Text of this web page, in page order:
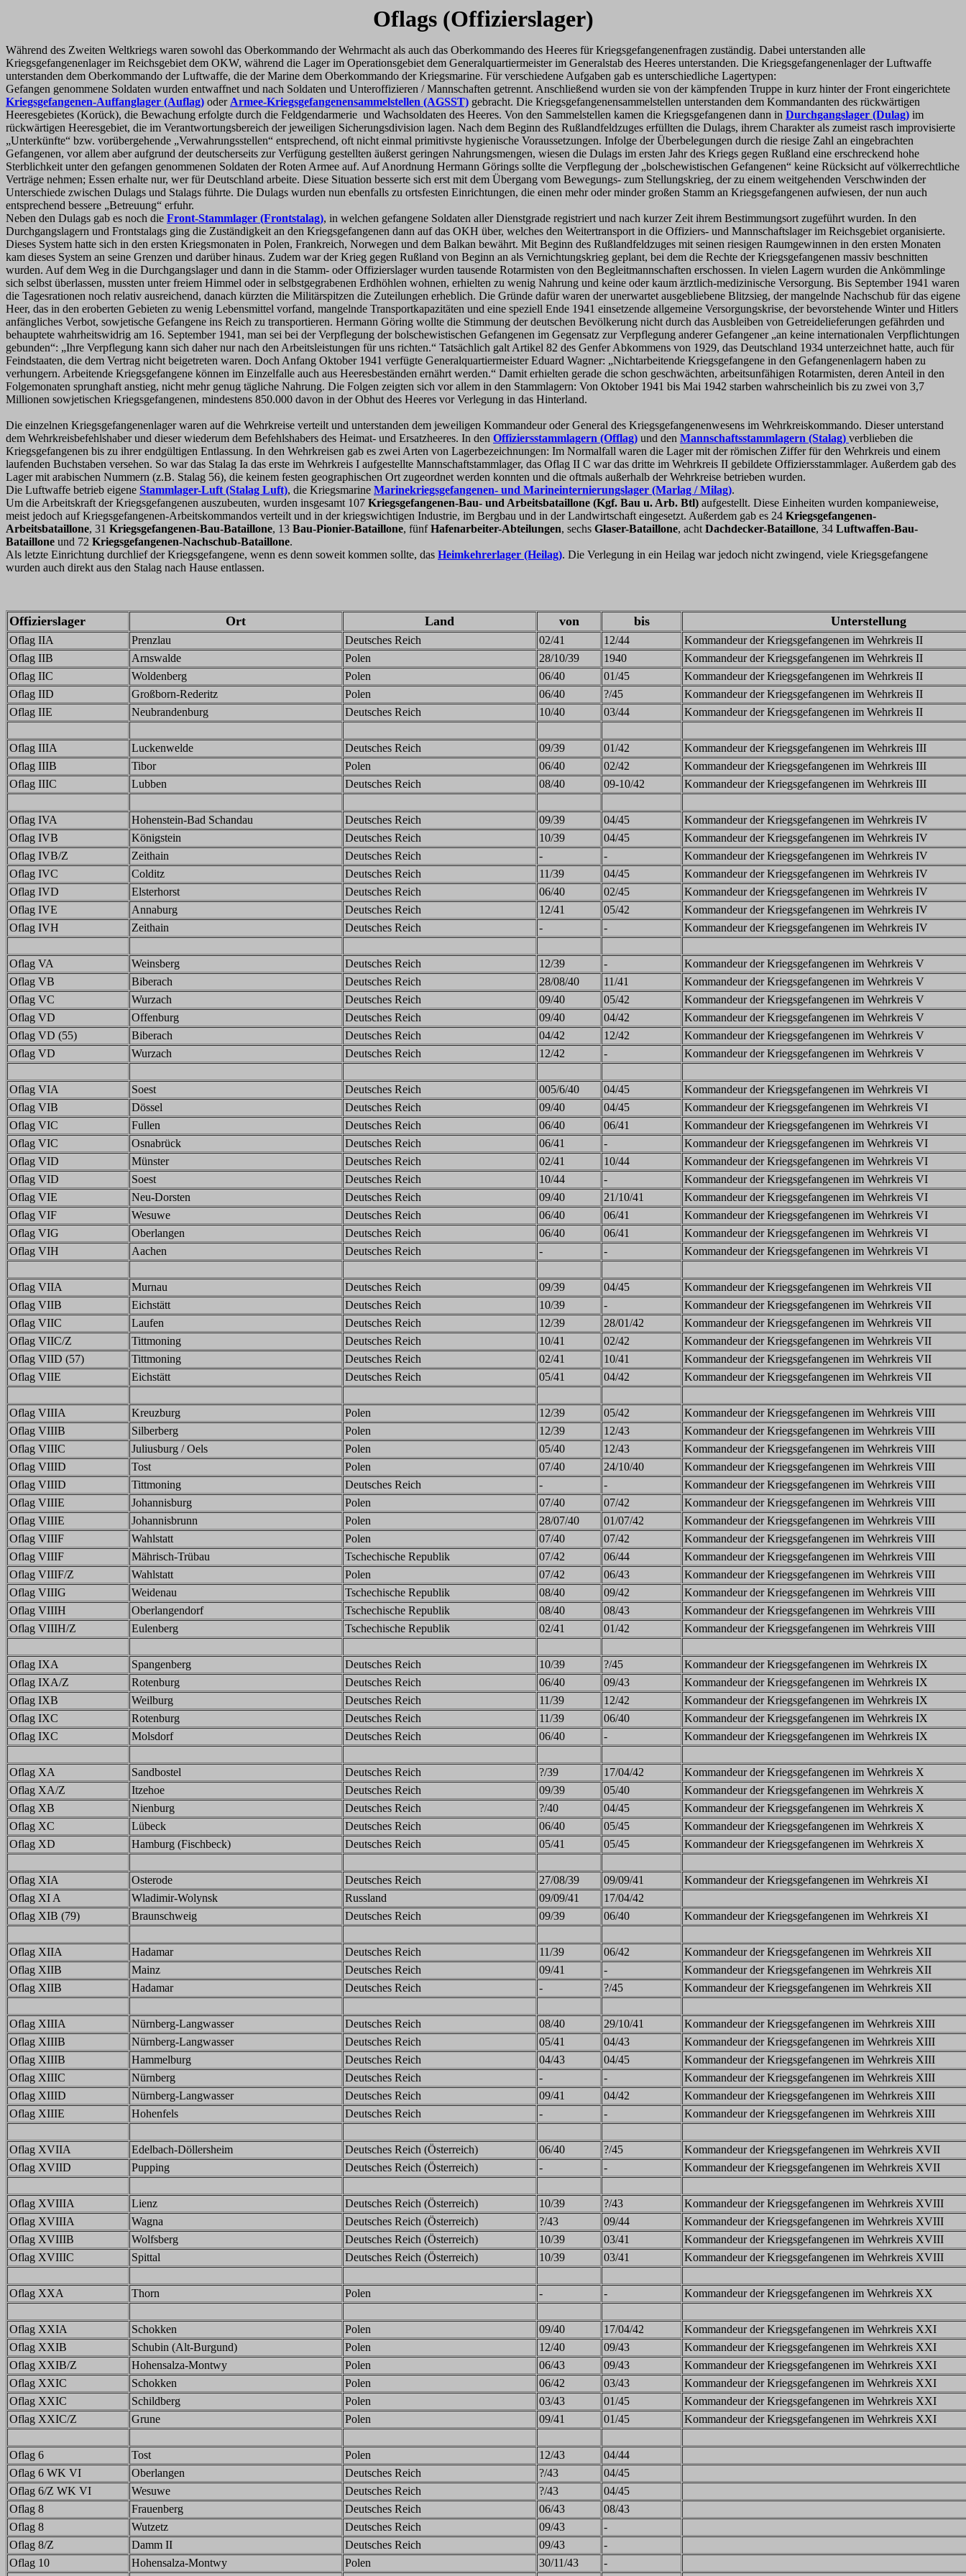
Oflags (Offizierslager)
Während des Zweiten Weltkriegs waren sowohl das Oberkommando der Wehrmacht als auch das Oberkommando des Heeres für Kriegsgefangenenfragen zuständig. Dabei unterstanden alle
Kriegsgefangenenlager im Reichsgebiet dem OKW, während die Lager im Operationsgebiet dem Generalquartiermeister im Generalstab des Heeres unterstanden. Die Kriegsgefangenenlager der Luftwaffe
unterstanden dem Oberkommando der Luftwaffe, die der Marine dem Oberkommando der Kriegsmarine. Für verschiedene Aufgaben gab es unterschiedliche Lagertypen:
Gefangen genommene Soldaten wurden entwaffnet und nach Soldaten und Unteroffizieren / Mannschaften getrennt. Anschließend wurden sie von der kämpfenden Truppe in kurz hinter der Front eingerichtete
Kriegsgefangenen-Auffanglager (Auflag) oder Armee-Kriegsgefangenensammelstellen (AGSST) gebracht. Die Kriegsgefangenensammelstellen unterstanden dem Kommandanten des rückwärtigen
Heeresgebietes (Korück), die Bewachung erfolgte durch die Feldgendarmerie und Wachsoldaten des Heeres. Von den Sammelstellen kamen die Kriegsgefangenen dann in Durchgangslager (Dulag) im
rückwärtigen Heeresgebiet, die im Verantwortungsbereich der jeweiligen Sicherungsdivision lagen. Nach dem Beginn des Rußlandfeldzuges erfüllten die Dulags, ihrem Charakter als zumeist rasch improvisierte
„Unterkünfte“ bzw. vorübergehende „Verwahrungsstellen“ entsprechend, oft nicht einmal primitivste hygienische Voraussetzungen. Infolge der Überbelegungen durch die riesige Zahl an eingebrachten
Gefangenen, vor allem aber aufgrund der deutscherseits zur Verfügung gestellten äußerst geringen Nahrungsmengen, wiesen die Dulags im ersten Jahr des Kriegs gegen Rußland eine erschreckend hohe
Sterblichkeit unter den gefangen genommenen Soldaten der Roten Armee auf. Auf Anordnung Hermann Görings sollte die Verpflegung der „bolschewistischen Gefangenen“ keine Rücksicht auf völkerrechtliche
Verträge nehmen; Essen erhalte nur, wer für Deutschland arbeite. Diese Situation besserte sich erst mit dem Übergang vom Bewegungs- zum Stellungskrieg, der zu einem weitgehenden Verschwinden der
Unterschiede zwischen Dulags und Stalags führte. Die Dulags wurden nun ebenfalls zu ortsfesten Einrichtungen, die einen mehr oder minder großen Stamm an Kriegsgefangenen aufwiesen, der nun auch
entsprechend bessere „Betreuung“ erfuhr.
Neben den Dulags gab es noch die Front-Stammlager (Frontstalag), in welchen gefangene Soldaten aller Dienstgrade registriert und nach kurzer Zeit ihrem Bestimmungsort zugeführt wurden. In den
Durchgangslagern und Frontstalags ging die Zuständigkeit an den Kriegsgefangenen dann auf das OKH über, welches den Weitertransport in die Offiziers- und Mannschaftslager im Reichsgebiet organisierte.
Dieses System hatte sich in den ersten Kriegsmonaten in Polen, Frankreich, Norwegen und dem Balkan bewährt. Mit Beginn des Rußlandfeldzuges mit seinen riesigen Raumgewinnen in den ersten Monaten
kam dieses System an seine Grenzen und darüber hinaus. Zudem war der Krieg gegen Rußland von Beginn an als Vernichtungskrieg geplant, bei dem die Rechte der Kriegsgefangenen massiv beschnitten
wurden. Auf dem Weg in die Durchgangslager und dann in die Stamm- oder Offizierslager wurden tausende Rotarmisten von den Begleitmannschaften erschossen. In vielen Lagern wurden die Ankömmlinge
sich selbst überlassen, mussten unter freiem Himmel oder in selbstgegrabenen Erdhöhlen wohnen, erhielten zu wenig Nahrung und keine oder kaum ärztlich-medizinische Versorgung. Bis September 1941 waren
die Tagesrationen noch relativ ausreichend, danach kürzten die Militärspitzen die Zuteilungen erheblich. Die Gründe dafür waren der unerwartet ausgebliebene Blitzsieg, der mangelnde Nachschub für das eigene
Heer, das in den eroberten Gebieten zu wenig Lebensmittel vorfand, mangelnde Transportkapazitäten und eine speziell Ende 1941 einsetzende allgemeine Versorgungskrise, der bevorstehende Winter und Hitlers
anfängliches Verbot, sowjetische Gefangene ins Reich zu transportieren. Hermann Göring wollte die Stimmung der deutschen Bevölkerung nicht durch das Ausbleiben von Getreidelieferungen gefährden und
behauptete wahrheitswidrig am 16. September 1941, man sei bei der Verpflegung der bolschewistischen Gefangenen im Gegensatz zur Verpflegung anderer Gefangener „an keine internationalen Verpflichtungen
gebunden“: „Ihre Verpflegung kann sich daher nur nach den Arbeitsleistungen für uns richten.“ Tatsächlich galt Artikel 82 des Genfer Abkommens von 1929, das Deutschland 1934 unterzeichnet hatte, auch für
Feindstaaten, die dem Vertrag nicht beigetreten waren. Doch Anfang Oktober 1941 verfügte Generalquartiermeister Eduard Wagner: „Nichtarbeitende Kriegsgefangene in den Gefangenenlagern haben zu
verhungern. Arbeitende Kriegsgefangene können im Einzelfalle auch aus Heeresbeständen ernährt werden.“ Damit erhielten gerade die schon geschwächten, arbeitsunfähigen Rotarmisten, deren Anteil in den
Folgemonaten sprunghaft anstieg, nicht mehr genug tägliche Nahrung. Die Folgen zeigten sich vor allem in den Stammlagern: Von Oktober 1941 bis Mai 1942 starben wahrscheinlich bis zu zwei von 3,7
Millionen sowjetischen Kriegsgefangenen, mindestens 850.000 davon in der Obhut des Heeres vor Verlegung in das Hinterland.
Die einzelnen Kriegsgefangenenlager waren auf die Wehrkreise verteilt und unterstanden dem jeweiligen Kommandeur oder General des Kriegsgefangenenwesens im Wehrkreiskommando. Dieser unterstand
dem Wehrkreisbefehlshaber und dieser wiederum dem Befehlshabers des Heimat- und Ersatzheeres. In den Offiziersstammlagern (Offlag) und den Mannschaftsstammlagern (Stalag) verblieben die
Kriegsgefangenen bis zu ihrer endgültigen Entlassung. In den Wehrkreisen gab es zwei Arten von Lagerbezeichnungen: Im Normalfall waren die Lager mit der römischen Ziffer für den Wehrkreis und einem
laufenden Buchstaben versehen. So war das Stalag Ia das erste im Wehrkreis I aufgestellte Mannschaftstammlager, das Oflag II C war das dritte im Wehrkreis II gebildete Offiziersstammlager. Außerdem gab des
Lager mit arabischen Nummern (z.B. Stalag 56), die keinem festen geographischen Ort zugeordnet werden konnten und die oftmals außerhalb der Wehrkreise betrieben wurden.
Die Luftwaffe betrieb eigene Stammlager-Luft (Stalag Luft), die Kriegsmarine Marinekriegsgefangenen- und Marineinternierungslager (Marlag / Milag).
Um die Arbeitskraft der Kriegsgefangenen auszubeuten, wurden insgesamt 107 Kriegsgefangenen-Bau- und Arbeitsbataillone (Kgf. Bau u. Arb. Btl) aufgestellt. Diese Einheiten wurden kompanieweise,
meist jedoch auf Kriegsgefangenen-Arbeitskommandos verteilt und in der kriegswichtigen Industrie, im Bergbau und in der Landwirtschaft eingesetzt. Außerdem gab es 24 Kriegsgefangenen-
Arbeitsbataillone, 31 Kriegsgefangenen-Bau-Bataillone, 13 Bau-Pionier-Bataillone, fünfHafenarbeiter-Abteilungen, sechs Glaser-Bataillone, acht Dachdecker-Bataillone, 34 Luftwaffen-Bau-
Bataillone und 72 Kriegsgefangenen-Nachschub-Bataillone.
Als letzte Einrichtung durchlief der Kriegsgefangene, wenn es denn soweit kommen sollte, das Heimkehrerlager (Heilag). Die Verlegung in ein Heilag war jedoch nicht zwingend, viele Kriegsgefangene
wurden auch direkt aus den Stalag nach Hause entlassen.
Offizierslager Ort Land von bis Unterstellung
Oflag IIA Prenzlau Deutsches Reich 02/41 12/44
Kommandeur der Kriegsgefangenen im Wehrkreis II
Oflag IIB
Arnswalde Polen 28/10/39 1940
Kommandeur der Kriegsgefangenen im Wehrkreis II
Oflag IIC
Woldenberg Polen 06/40 01/45
Kommandeur der Kriegsgefangenen im Wehrkreis II
Oflag IID
Großborn-Rederitz Polen 06/40 ?/45
Kommandeur der Kriegsgefangenen im Wehrkreis II
Oflag IIE
Neubrandenburg Deutsches Reich 10/40 03/44 Kommandeur der Kriegsgefangenen im Wehrkreis II
Oflag IIIA Luckenwelde Deutsches Reich 09/39 01/42
Kommandeur der Kriegsgefangenen im Wehrkreis III
Oflag IIIB
Tibor Polen 06/40 02/42
Kommandeur der Kriegsgefangenen im Wehrkreis III
Oflag IIIC
Lubben Deutsches Reich 08/40 09-10/42 Kommandeur der Kriegsgefangenen im Wehrkreis III
Oflag IVA Hohenstein-Bad Schandau Deutsches Reich 09/39 04/45
Kommandeur der Kriegsgefangenen im Wehrkreis IV
Oflag IVB
Königstein Deutsches Reich 10/39 04/45
Kommandeur der Kriegsgefangenen im Wehrkreis IV
Oflag IVB/Z
Zeithain Deutsches Reich - -
Kommandeur der Kriegsgefangenen im Wehrkreis IV
Oflag IVC
Colditz Deutsches Reich 11/39 04/45
Kommandeur der Kriegsgefangenen im Wehrkreis IV
Oflag IVD
Elsterhorst Deutsches Reich 06/40 02/45
Kommandeur der Kriegsgefangenen im Wehrkreis IV
Oflag IVE
Annaburg Deutsches Reich 12/41 05/42
Kommandeur der Kriegsgefangenen im Wehrkreis IV
Oflag IVH
Zeithain Deutsches Reich - - Kommandeur der Kriegsgefangenen im Wehrkreis IV
Oflag VA Weinsberg Deutsches Reich 12/39 -
Kommandeur der Kriegsgefangenen im Wehrkreis V
Oflag VB
Biberach Deutsches Reich 28/08/40 11/41
Kommandeur der Kriegsgefangenen im Wehrkreis V
Oflag VC
Wurzach Deutsches Reich 09/40 05/42
Kommandeur der Kriegsgefangenen im Wehrkreis V
Oflag VD
Offenburg Deutsches Reich 09/40 04/42
Kommandeur der Kriegsgefangenen im Wehrkreis V
Oflag VD (55)
Biberach Deutsches Reich 04/42 12/42
Kommandeur der Kriegsgefangenen im Wehrkreis V
Oflag VD
Wurzach Deutsches Reich 12/42 - Kommandeur der Kriegsgefangenen im Wehrkreis V
Oflag VIA Soest Deutsches Reich 005/6/40 04/45
Kommandeur der Kriegsgefangenen im Wehrkreis VI
Oflag VIB
Dössel Deutsches Reich 09/40 04/45
Kommandeur der Kriegsgefangenen im Wehrkreis VI
Oflag VIC
Fullen Deutsches Reich 06/40 06/41
Kommandeur der Kriegsgefangenen im Wehrkreis VI
Oflag VIC
Osnabrück Deutsches Reich 06/41 -
Kommandeur der Kriegsgefangenen im Wehrkreis VI
Oflag VID
Münster Deutsches Reich 02/41 10/44
Kommandeur der Kriegsgefangenen im Wehrkreis VI
Oflag VID
Soest Deutsches Reich 10/44 -
Kommandeur der Kriegsgefangenen im Wehrkreis VI
Oflag VIE
Neu-Dorsten Deutsches Reich 09/40 21/10/41
Kommandeur der Kriegsgefangenen im Wehrkreis VI
Oflag VIF
Wesuwe Deutsches Reich 06/40 06/41
Kommandeur der Kriegsgefangenen im Wehrkreis VI
Oflag VIG
Oberlangen Deutsches Reich 06/40 06/41
Kommandeur der Kriegsgefangenen im Wehrkreis VI
Oflag VIH
Aachen Deutsches Reich - - Kommandeur der Kriegsgefangenen im Wehrkreis VI
Oflag VIIA Murnau Deutsches Reich 09/39 04/45
Kommandeur der Kriegsgefangenen im Wehrkreis VII
Oflag VIIB
Eichstätt Deutsches Reich 10/39 -
Kommandeur der Kriegsgefangenen im Wehrkreis VII
Oflag VIIC
Laufen Deutsches Reich 12/39 28/01/42
Kommandeur der Kriegsgefangenen im Wehrkreis VII
Oflag VIIC/Z
Tittmoning Deutsches Reich 10/41 02/42
Kommandeur der Kriegsgefangenen im Wehrkreis VII
Oflag VIID (57)
Tittmoning Deutsches Reich 02/41 10/41
Kommandeur der Kriegsgefangenen im Wehrkreis VII
Oflag VIIE
Eichstätt Deutsches Reich 05/41 04/42 Kommandeur der Kriegsgefangenen im Wehrkreis VII
Oflag VIIIA Kreuzburg Polen 12/39 05/42
Kommandeur der Kriegsgefangenen im Wehrkreis VIII
Oflag VIIIB
Silberberg Polen 12/39 12/43
Kommandeur der Kriegsgefangenen im Wehrkreis VIII
Oflag VIIIC
Juliusburg / Oels Polen 05/40 12/43
Kommandeur der Kriegsgefangenen im Wehrkreis VIII
Oflag VIIID
Tost Polen 07/40 24/10/40
Kommandeur der Kriegsgefangenen im Wehrkreis VIII
Oflag VIIID
Tittmoning Deutsches Reich - -
Kommandeur der Kriegsgefangenen im Wehrkreis VIII
Oflag VIIIE
Johannisburg Polen 07/40 07/42
Kommandeur der Kriegsgefangenen im Wehrkreis VIII
Oflag VIIIE
Johannisbrunn Polen 28/07/40 01/07/42
Kommandeur der Kriegsgefangenen im Wehrkreis VIII
Oflag VIIIF
Wahlstatt Polen 07/40 07/42
Kommandeur der Kriegsgefangenen im Wehrkreis VIII
Oflag VIIIF
Mährisch-Trübau Tschechische Republik 07/42 06/44
Kommandeur der Kriegsgefangenen im Wehrkreis VIII
Oflag VIIIF/Z
Wahlstatt Polen 07/42 06/43
Kommandeur der Kriegsgefangenen im Wehrkreis VIII
Oflag VIIIG
Weidenau Tschechische Republik 08/40 09/42
Kommandeur der Kriegsgefangenen im Wehrkreis VIII
Oflag VIIIH
Oberlangendorf Tschechische Republik 08/40 08/43
Kommandeur der Kriegsgefangenen im Wehrkreis VIII
Oflag VIIIH/Z
Eulenberg Tschechische Republik 02/41 01/42 Kommandeur der Kriegsgefangenen im Wehrkreis VIII
Oflag IXA Spangenberg Deutsches Reich 10/39 ?/45
Kommandeur der Kriegsgefangenen im Wehrkreis IX
Oflag IXA/Z
Rotenburg Deutsches Reich 06/40 09/43
Kommandeur der Kriegsgefangenen im Wehrkreis IX
Oflag IXB
Weilburg Deutsches Reich 11/39 12/42
Kommandeur der Kriegsgefangenen im Wehrkreis IX
Oflag IXC
Rotenburg Deutsches Reich 11/39 06/40
Kommandeur der Kriegsgefangenen im Wehrkreis IX
Oflag IXC
Molsdorf Deutsches Reich 06/40 - Kommandeur der Kriegsgefangenen im Wehrkreis IX
Oflag XA Sandbostel Deutsches Reich ?/39 17/04/42
Kommandeur der Kriegsgefangenen im Wehrkreis X
Oflag XA/Z
Itzehoe Deutsches Reich 09/39 05/40
Kommandeur der Kriegsgefangenen im Wehrkreis X
Oflag XB
Nienburg Deutsches Reich ?/40 04/45
Kommandeur der Kriegsgefangenen im Wehrkreis X
Oflag XC
Lübeck Deutsches Reich 06/40 05/45
Kommandeur der Kriegsgefangenen im Wehrkreis X
Oflag XD
Hamburg (Fischbeck) Deutsches Reich 05/41 05/45 Kommandeur der Kriegsgefangenen im Wehrkreis X
Oflag XIA Osterode Deutsches Reich 27/08/39 09/09/41
Kommandeur der Kriegsgefangenen im Wehrkreis XI
Oflag XI A
Wladimir-Wolynsk Russland 09/09/41
17/04/42
Oflag XIB (79)
Braunschweig Deutsches Reich 09/39 06/40 Kommandeur der Kriegsgefangenen im Wehrkreis XI
Oflag XIIA Hadamar Deutsches Reich 11/39 06/42
Kommandeur der Kriegsgefangenen im Wehrkreis XII
Oflag XIIB
Mainz Deutsches Reich 09/41 -
Kommandeur der Kriegsgefangenen im Wehrkreis XII
Oflag XIIB
Hadamar Deutsches Reich - ?/45 Kommandeur der Kriegsgefangenen im Wehrkreis XII
Oflag XIIIA Nürnberg-Langwasser Deutsches Reich 08/40 29/10/41
Kommandeur der Kriegsgefangenen im Wehrkreis XIII
Oflag XIIIB
Nürnberg-Langwasser Deutsches Reich 05/41 04/43
Kommandeur der Kriegsgefangenen im Wehrkreis XIII
Oflag XIIIB
Hammelburg Deutsches Reich 04/43 04/45
Kommandeur der Kriegsgefangenen im Wehrkreis XIII
Oflag XIIIC
Nürnberg Deutsches Reich - -
Kommandeur der Kriegsgefangenen im Wehrkreis XIII
Oflag XIIID
Nürnberg-Langwasser Deutsches Reich 09/41 04/42
Kommandeur der Kriegsgefangenen im Wehrkreis XIII
Oflag XIIIE
Hohenfels Deutsches Reich - - Kommandeur der Kriegsgefangenen im Wehrkreis XIII
Oflag XVIIA Edelbach-Döllersheim Deutsches Reich (Österreich) 06/40 ?/45
Kommandeur der Kriegsgefangenen im Wehrkreis XVII
Oflag XVIID
Pupping Deutsches Reich (Österreich) - - Kommandeur der Kriegsgefangenen im Wehrkreis XVII
Oflag XVIIIA Lienz Deutsches Reich (Österreich) 10/39 ?/43
Kommandeur der Kriegsgefangenen im Wehrkreis XVIII
Oflag XVIIIA
Wagna Deutsches Reich (Österreich) ?/43 09/44
Kommandeur der Kriegsgefangenen im Wehrkreis XVIII
Oflag XVIIIB
Wolfsberg Deutsches Reich (Österreich) 10/39 03/41
Kommandeur der Kriegsgefangenen im Wehrkreis XVIII
Oflag XVIIIC
Spittal Deutsches Reich (Österreich) 10/39 03/41 Kommandeur der Kriegsgefangenen im Wehrkreis XVIII
Oflag XXA Thorn Polen - - Kommandeur der Kriegsgefangenen im Wehrkreis XX
Oflag XXIA Schokken Polen 09/40 17/04/42
Kommandeur der Kriegsgefangenen im Wehrkreis XXI
Oflag XXIB
Schubin (Alt-Burgund) Polen 12/40 09/43
Kommandeur der Kriegsgefangenen im Wehrkreis XXI
Oflag XXIB/Z
Hohensalza-Montwy Polen 06/43 09/43
Kommandeur der Kriegsgefangenen im Wehrkreis XXI
Oflag XXIC
Schokken Polen 06/42 03/43
Kommandeur der Kriegsgefangenen im Wehrkreis XXI
Oflag XXIC
Schildberg Polen 03/43 01/45
Kommandeur der Kriegsgefangenen im Wehrkreis XXI
Oflag XXIC/Z
Grune Polen 09/41 01/45 Kommandeur der Kriegsgefangenen im Wehrkreis XXI
Oflag 6 Tost Polen 12/43
04/44
Oflag 6 WK VI
Oberlangen Deutsches Reich ?/43
04/45
Oflag 6/Z WK VI
Wesuwe Deutsches Reich ?/43
04/45
Oflag 8
Frauenberg Deutsches Reich 06/43
08/43
Oflag 8
Wutzetz Deutsches Reich 09/43
-
Oflag 8/Z
Damm II Deutsches Reich 09/43
-
Oflag 10
Hohensalza-Montwy Polen 30/11/43
-